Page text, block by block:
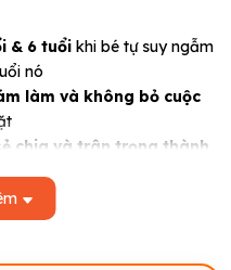
& 6 tuổi khi bé tự suy ngẫm
nó
làm và không bỏ cuộc
chia và trân trọng thành
khi bé cùng cha mẹ biến
tranh thành phần của